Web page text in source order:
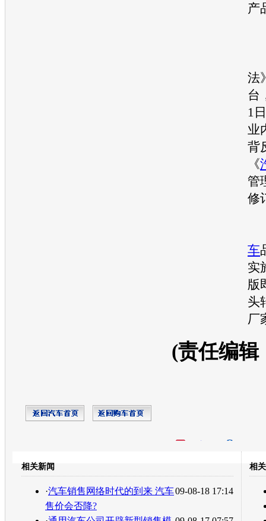
产
法
台
1
业
背
《
管
修
车
实
版
头
厂
(责任编辑
转发至：
相关新闻
09-08-18 17:14
·汽车销售网络时代的到来 汽车
售价会否降?
相